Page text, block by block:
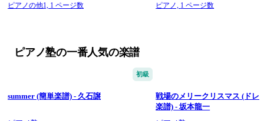
ピアノの他1, 1 ページ数 ピアノ, 1 ページ数
ピアノ塾の一番人気の楽譜
初級
summer (簡単楽譜) - 久石譲
戦場のメリークリスマス (ドレ
楽譜) - 坂本龍一